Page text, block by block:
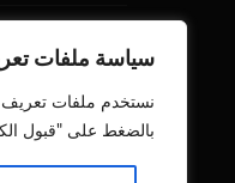
سياسة ملفات
نستخدم ملفات تعريف
بالضغط على "قبول
أعلن معنا
سياسة